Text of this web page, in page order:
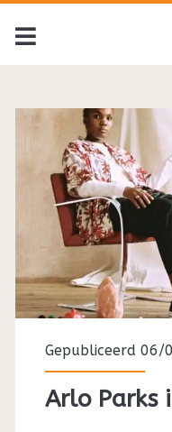
Gepubliceerd
Arlo Parks